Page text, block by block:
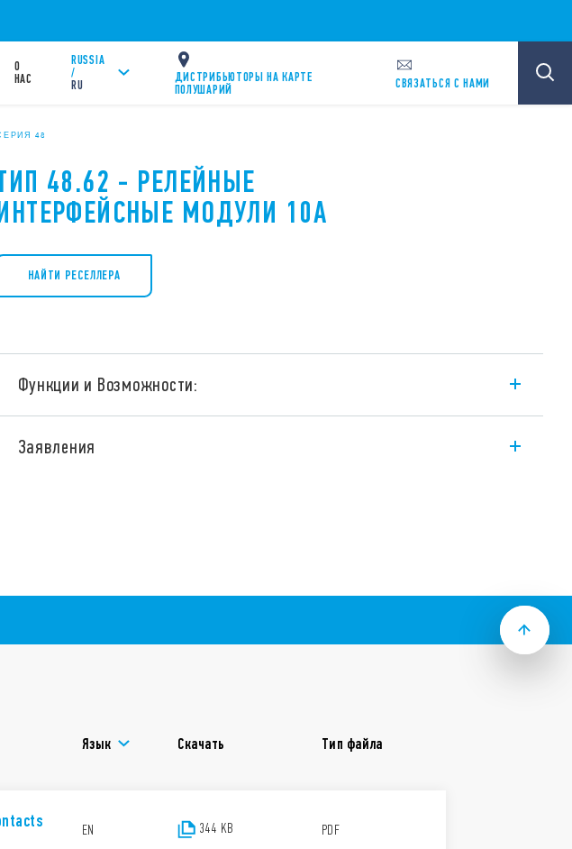
О
НАС
RUSSIA
/
RU
ДИСТРИБЬЮТОРЫ НА КАРТЕ
ПОЛУШАРИЙ
CВЯЗАТЬСЯ С НАМИ
48
48.62 - РЕЛЕЙНЫЕ
МОДУЛИ 10А
НАЙТИ РЕСЕЛЛЕРА
Функции и Возможности:
10A, винтовые клеммы.
Материал контактов не содержит кадмий
Заявления
Язык Скачать Тип файла
EN 344 KB PDF